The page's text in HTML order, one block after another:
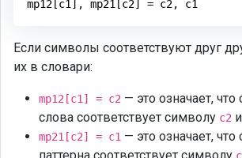
Если символы соответствуют друг
их в словари:
mp12[c1] = c2 — это означает,
слова соответствует символу c2
mp21[c2] = c1 — это означает,